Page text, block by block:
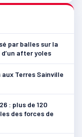
par balles sur la
d’un after yoles
Terres Sainville
: plus de 120
des forces de